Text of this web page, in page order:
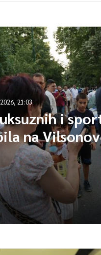
21:03
i
na